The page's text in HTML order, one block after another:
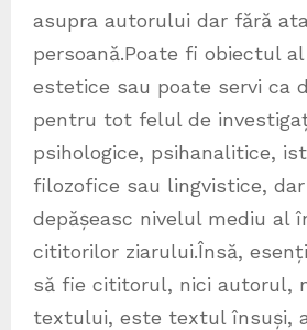
asupra autorului dar fără
persoană.Poate fi obiectul
estetice sau poate servi ca
pentru tot felul de
psihologice, psihanalitice,
filozofice sau lingvistice,
depășeasc nivelul mediu al
cititorilor ziarului.Însă,
să fie cititorul, nici autorul,
textului, este textul însuși,